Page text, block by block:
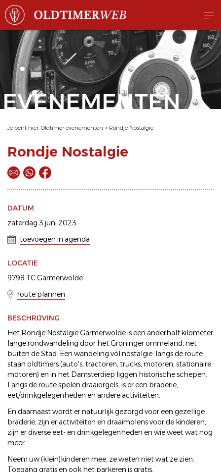
EVENEMENTEN
Je bent hier: Oldtimer evenementen > Rondje Nostalgie
Rondje Nostalgie
DATUM
zaterdag 3 juni 2023
toevoegen in agenda
LOCATIE
9798 TC Garmerwolde
route plannen
BESCHRIJVING
Het Rondje Nostalgie Garmerwolde is een anderhalf kilometer
lange rondwandeling door het Groninger ommeland, net
buiten de Stad. Een wandeling vól nostalgie: langs de route
staan oldtimers (auto's, tractoren, trucks, motoren, stationaire
motoren) en in het Damsterdiep liggen historische schepen.
Langs de route spelen draaiorgels, is er een braderie,
eet/drinkgelegenheden en andere activiteiten.
En daarnaast wordt er natuurlijk gezorgd voor een gezellige
braderie, zijn er activiteiten en draaimolens voor de kinderen,
zijn er diverse eet- en drinkgelegenheden en wie weet wat nog
meer.
Neem uw (klein)kinderen mee, ze weten niet wat ze zien.
Toegang gratis en ook het parkeren is gratis.